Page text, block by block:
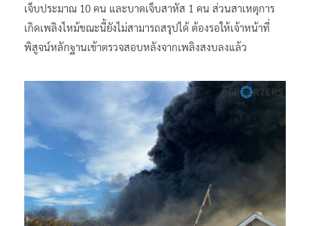
เจ็บประมาณ 10 คน และบาดเจ็บสาหัส 1 คน ส่วนสาเหตุการ
เกิดเพลิงไหม้ขณะนี้ยังไม่สามารถสรุปได้ ต้องรอให้เจ้าหน้าที่
พิสูจน์หลักฐานเข้าตรวจสอบหลังจากเพลิงสงบลงแล้ว